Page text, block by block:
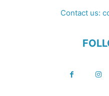
Contact us: